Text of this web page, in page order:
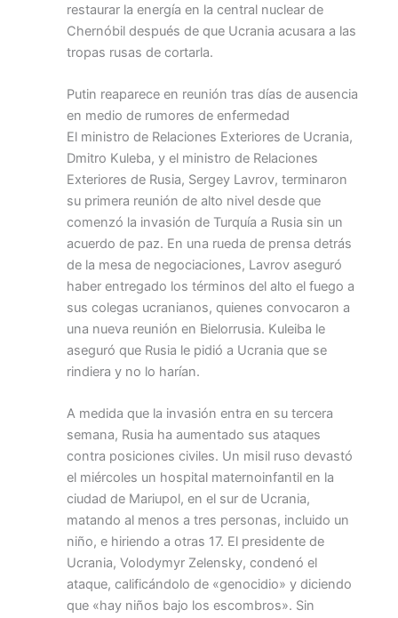
restaurar la energía en la central nuclear de
Chernóbil después de que Ucrania acusara a las
tropas rusas de cortarla.
Putin reaparece en reunión tras días de ausencia
en medio de rumores de enfermedad
El ministro de Relaciones Exteriores de Ucrania,
Dmitro Kuleba, y el ministro de Relaciones
Exteriores de Rusia, Sergey Lavrov, terminaron
su primera reunión de alto nivel desde que
comenzó la invasión de Turquía a Rusia sin un
acuerdo de paz. En una rueda de prensa detrás
de la mesa de negociaciones, Lavrov aseguró
haber entregado los términos del alto el fuego a
sus colegas ucranianos, quienes convocaron a
una nueva reunión en Bielorrusia. Kuleiba le
aseguró que Rusia le pidió a Ucrania que se
rindiera y no lo harían.
A medida que la invasión entra en su tercera
semana, Rusia ha aumentado sus ataques
contra posiciones civiles. Un misil ruso devastó
el miércoles un hospital maternoinfantil en la
ciudad de Mariupol, en el sur de Ucrania,
matando al menos a tres personas, incluido un
niño, e hiriendo a otras 17. El presidente de
Ucrania, Volodymyr Zelensky, condenó el
ataque, calificándolo de «genocidio» y diciendo
que «hay niños bajo los escombros». Sin